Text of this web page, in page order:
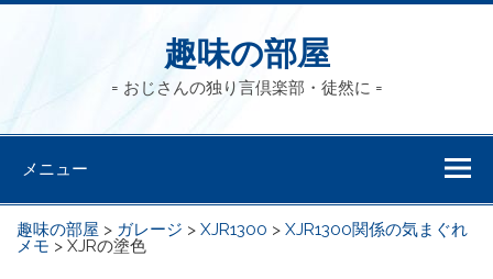
趣味の部屋
= おじさんの独り言倶楽部・徒然に =
メニュー
趣味の部屋 > ガレージ >XJR1300 >XJR1300関係の気まぐれ
メモ >XJRの塗色